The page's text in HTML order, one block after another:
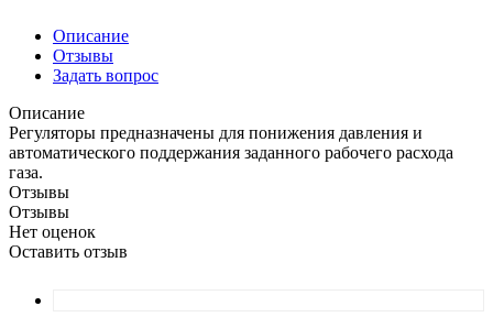
Описание
Отзывы
Задать вопрос
Описание
Регуляторы предназначены для понижения давления и
автоматического поддержания заданного рабочего расхода
газа.
Отзывы
Отзывы
Нет оценок
Оставить отзыв